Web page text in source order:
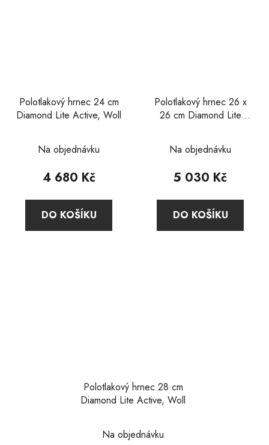
Polotlakový hrnec 24 cm
Diamond Lite Active, Woll
hodnocení
produktu
5,0
z
Na objednávku
4 680 Kč
DO KOŠÍKU
Polotlakový hrnec 26 x
26 cm Diamond Lite
Na objednávku
5 030 Kč
DO KOŠÍKU
Polotlakový hrnec 28 cm
Diamond Lite Active, Woll
hodnocení
Na objednávku